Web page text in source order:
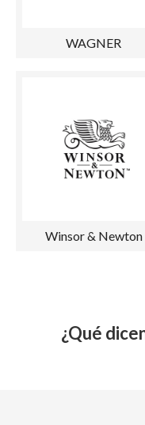
WAGNER
Winsor & Newton
¿Qué